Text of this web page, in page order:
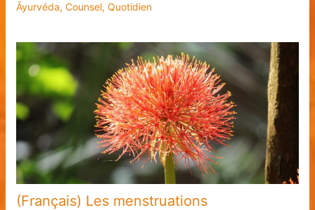
Āyurvéda, Counsel, Quotidien
(Français) Les menstruations